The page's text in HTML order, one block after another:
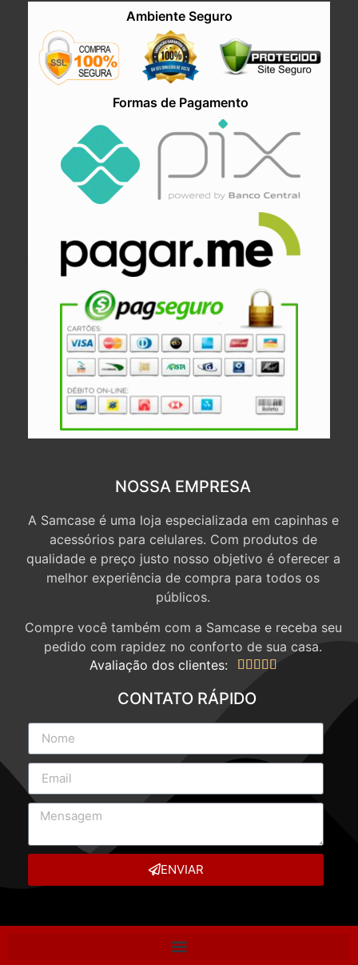
Ambiente Seguro
Formas de Pagamento
NOSSA EMPRESA
A Samcase é uma loja especializada em capinhas e
acessórios para celulares. Com produtos de
qualidade e preço justo nosso objetivo é oferecer a
melhor experiência de compra para todos os
públicos.
Compre você também com a Samcase e receba seu
pedido com rapidez no conforto de sua casa.
Avaliação dos clientes:
    
CONTATO RÁPIDO
ENVIAR